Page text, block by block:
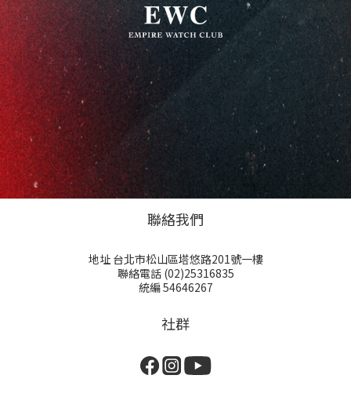
聯絡我們
地址 台北市松山區塔悠路201號一樓
聯絡電話 (02)25316835
統編 54646267
社群